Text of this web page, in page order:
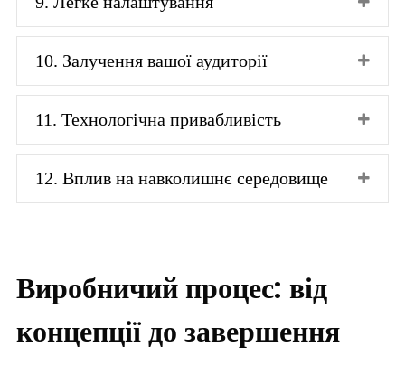
10. Залучення вашої аудиторії
11. Технологічна привабливість
12. Вплив на навколишнє середовище
Виробничий процес: від
концепції до завершення